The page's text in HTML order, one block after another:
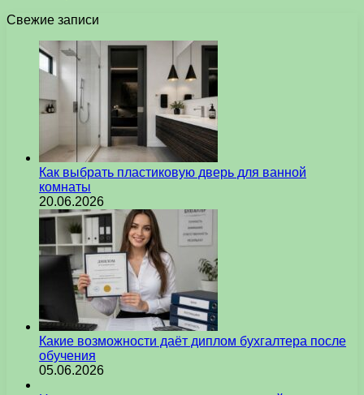
Свежие записи
Как выбрать пластиковую дверь для ванной
комнаты
20.06.2026
Какие возможности даёт диплом бухгалтера после
обучения
05.06.2026